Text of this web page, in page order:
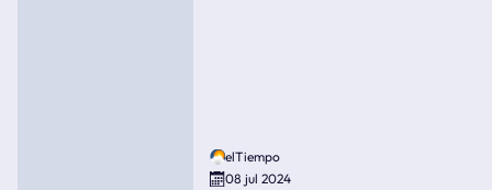
elTiempo
08 jul 2024